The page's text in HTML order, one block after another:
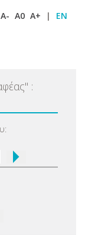
A- A0 A+ | EN
" :